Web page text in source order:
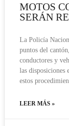
MOTOS
SERÁN
La Policía
puntos del
conductores y
las disposiciones
estos
LEER MÁS »